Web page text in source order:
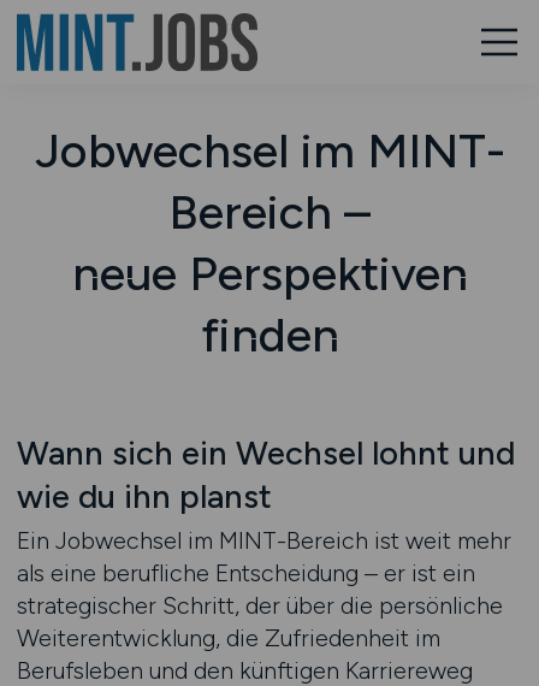
Jobwechsel im MINT-
Bereich –
neue Perspektiven
finden
Wann sich ein Wechsel lohnt und
wie du ihn planst
Ein Jobwechsel im MINT-Bereich ist weit mehr
als eine berufliche Entscheidung – er ist ein
strategischer Schritt, der über die persönliche
Weiterentwicklung, die Zufriedenheit im
Berufsleben und den künftigen Karriereweg